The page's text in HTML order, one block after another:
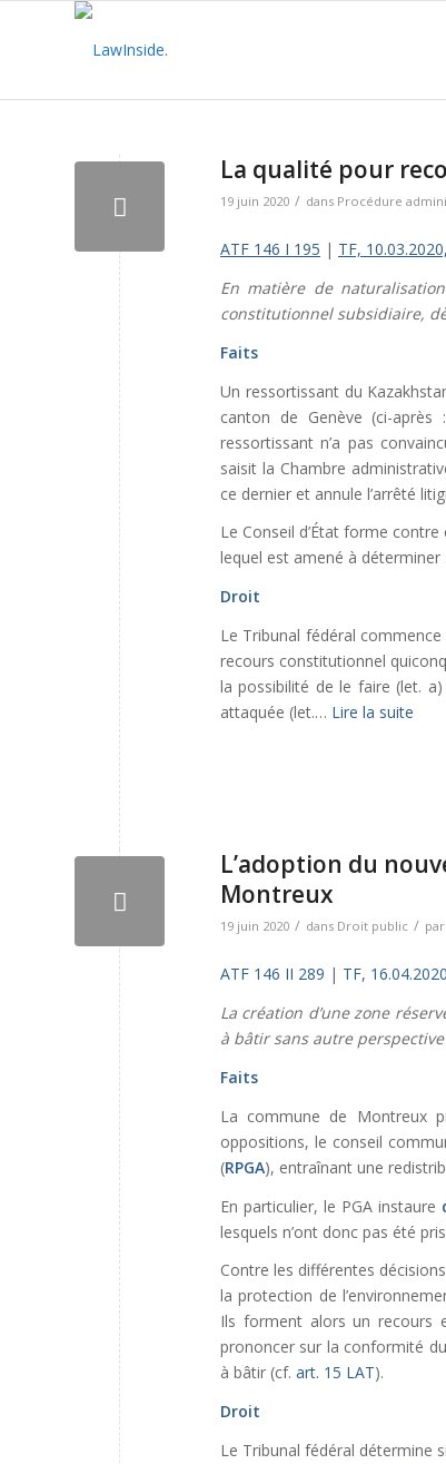
La qualité pour
19 juin 2020 / dans Procédure
ATF 146 I 195 | TF,
En matière de
constitutionnel subsidiaire,
Faits
Un ressortissant du
canton de Genève (ci-après
ressortissant n’a pas
saisit la Chambre
ce dernier et annule l’arrêté
Le Conseil d’État forme
lequel est amené à
Droit
Le Tribunal fédéral
recours constitutionnel
la possibilité de le faire (let.
attaquée (let.… Lire la suite
L’adoption du
Montreux
19 juin 2020 / dans Droit public / par
ATF 146 II 289 | TF,
La création d’une zone
à bâtir sans autre
Faits
La commune de Montreux
oppositions, le conseil
(RPGA), entraînant une
En particulier, le PGA instaure
lesquels n’ont donc pas été
Contre les différentes
la protection de
Ils forment alors un recours
prononcer sur la conformité
à bâtir (cf. art. 15 LAT).
Droit
Le Tribunal fédéral détermine